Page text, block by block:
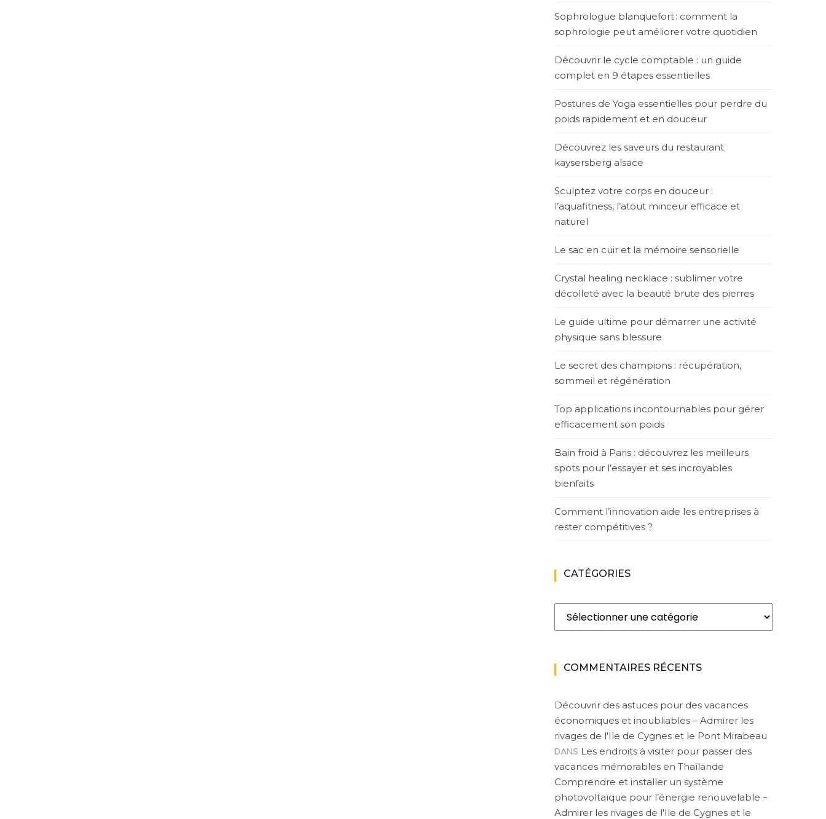
Sophrologue blanquefort : comment la
sophrologie peut améliorer votre quotidien
Découvrir le cycle comptable : un guide
complet en 9 étapes essentielles
Postures de Yoga essentielles pour perdre du
poids rapidement et en douceur
Découvrez les saveurs du restaurant
kaysersberg alsace
Sculptez votre corps en douceur :
l’aquafitness, l’atout minceur efficace et
naturel
Le sac en cuir et la mémoire sensorielle
Crystal healing necklace : sublimer votre
décolleté avec la beauté brute des pierres
Le guide ultime pour démarrer une activité
physique sans blessure
Le secret des champions : récupération,
sommeil et régénération
Top applications incontournables pour gérer
efficacement son poids
Bain froid à Paris : découvrez les meilleurs
spots pour l’essayer et ses incroyables
bienfaits
Comment l’innovation aide les entreprises à
rester compétitives ?
CATÉGORIES
Catégories
COMMENTAIRES RÉCENTS
Découvrir des astuces pour des vacances
économiques et inoubliables – Admirer les
rivages de l'Ile de Cygnes et le Pont Mirabeau
DANS Les endroits à visiter pour passer des
vacances mémorables en Thaïlande
Comprendre et installer un système
photovoltaïque pour l’énergie renouvelable –
Admirer les rivages de l'Ile de Cygnes et le